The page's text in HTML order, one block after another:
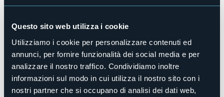
Questo sito web utilizza i cookie
Utilizziamo i cookie per personalizzare contenuti ed
annunci, per fornire funzionalità dei social media e per
analizzare il nostro traffico. Condividiamo inoltre
informazioni sul modo in cui utilizza il nostro sito con i
nostri partner che si occupano di analisi dei dati web,
E-mail
Sito web
http://www.campinglagoazzurro.it
Telefono
+39 0322 497197 / +39 335 5447599
Codice CIR
003062-CAM-00003